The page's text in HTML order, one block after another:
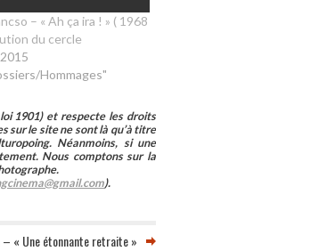
– « Ah ça ira ! » ( 1968
du cercle
Hommages"
1901) et respecte les droits
sur le site ne sont là qu’à titre
Néanmoins, si une
Nous comptons sur la
).
– « Une étonnante retraite »